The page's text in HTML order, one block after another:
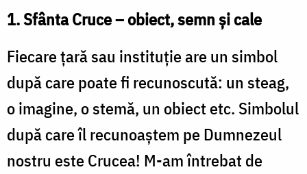
1. Sfânta Cruce – obiect, semn și cale
Fiecare țară sau instituție are un simbol
după care poate fi recunoscută: un steag,
o imagine, o stemă, un obiect etc. Simbolul
după care îl recunoaștem pe Dumnezeul
nostru este Crucea! M-am întrebat de